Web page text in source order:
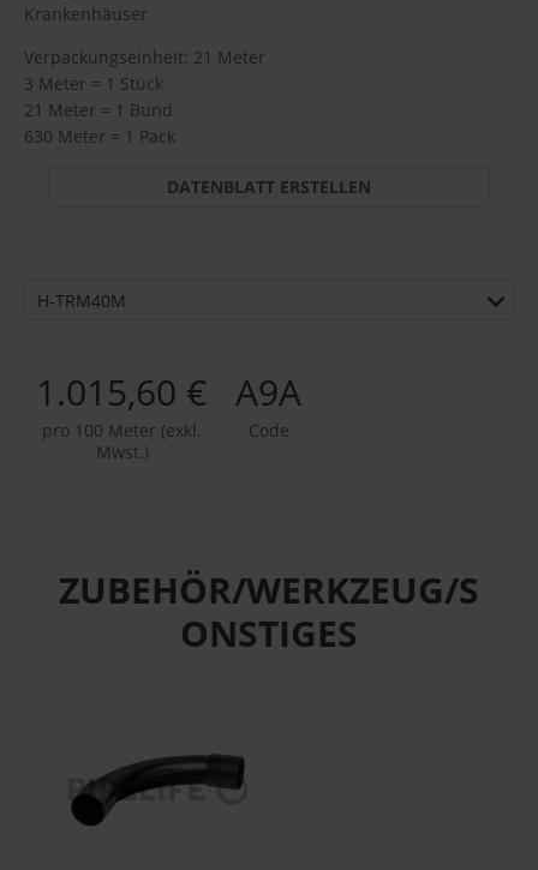
Krankenhäuser
Verpackungseinheit: 21 Meter
3 Meter = 1 Stück
21 Meter = 1 Bund
630 Meter = 1 Pack
DATENBLATT ERSTELLEN
H-TRM40M
1.015,60 €
pro 100 Meter (exkl.
Mwst.)
A9A
Code
ZUBEHÖR/WERKZEUG/S
ONSTIGES